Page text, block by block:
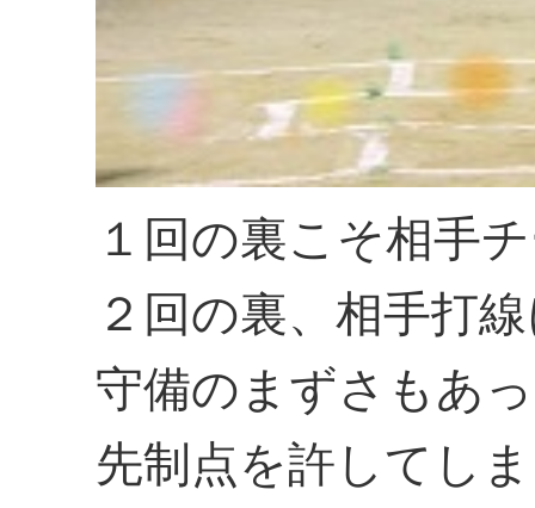
１回の裏こそ相手
２回の裏、相手打
守備のまずさもあ
先制点を許してし